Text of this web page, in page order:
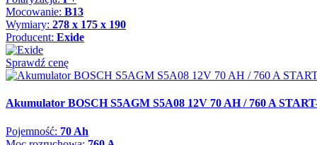
Mocowanie: B13
Wymiary: 278 x 175 x 190
Producent: Exide
Sprawdź cenę
Akumulator BOSCH S5AGM S5A08 12V 70 AH / 760 A
Pojemność: 70 Ah